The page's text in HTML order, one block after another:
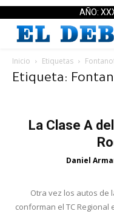
AÑO:
Inicio Etiquetas
Etiqueta:
La Clase A
Daniel
Otra vez los autos de
conforman el TC